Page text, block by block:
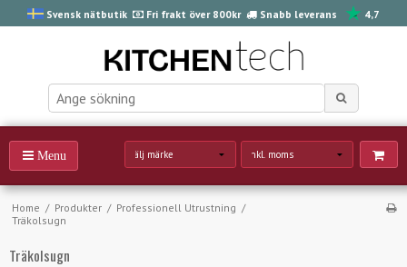
Svensk nätbutik Fri frakt över 800kr Snabb leverans 4,7
Home / Produkter / Professionell Utrustning /
Träkolsugn
Träkolsugn